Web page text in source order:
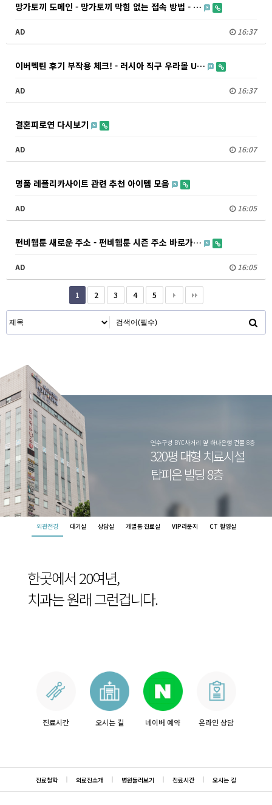
망가토끼 도메인 - 망가토끼 막힘 없는 접속 방법 - …
AD 16:37
이버멕틴 후기 부작용 체크! - 러시아 직구 우라몰 U…
AD 16:37
결혼피로연 다시보기
AD 16:07
명품 레플리카사이트 관련 추천 아이템 모음
AD 16:05
펀비웹툰 새로운 주소 - 펀비웹툰 시즌 주소 바로가…
AD 16:05
1 2 3 4 5
연수구청 BYC사거리 옆 하나은행 건물 8층
320평 대형 치료시설
탑피온 빌딩 8층
외관전경 대기실 상담실 개별룸 진료실 VIP라운지 CT 촬영실
한곳에서 20여년,
치과는 원래 그런겁니다.
진료시간 오시는 길 네이버 예약 온라인 상담
진료철학 의료진소개 병원둘러보기 진료시간 오시는 길